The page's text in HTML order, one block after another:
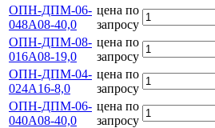
ОПН-ДПМ-06-
048А08-40,0
цена по
запросу
ОПН-ДПМ-08-
016А08-19,0
цена по
запросу
ОПН-ДПМ-04-
024А16-8,0
цена по
запросу
ОПН-ДПМ-06-
040А08-40,0
цена по
запросу